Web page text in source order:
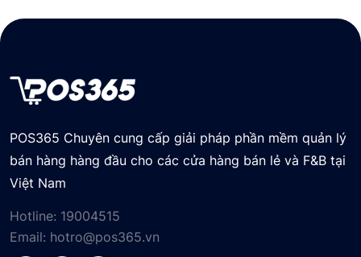
POS365 Chuyên cung cấp giải pháp phần mềm quản lý
bán hàng hàng đầu cho các cửa hàng bán lẻ và F&B tại
Việt Nam
Hotline: 19004515
Email: hotro@pos365.vn